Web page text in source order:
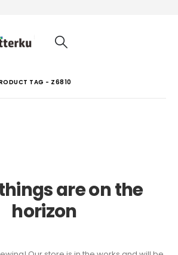
TAG - Z6810
are on the
horizon